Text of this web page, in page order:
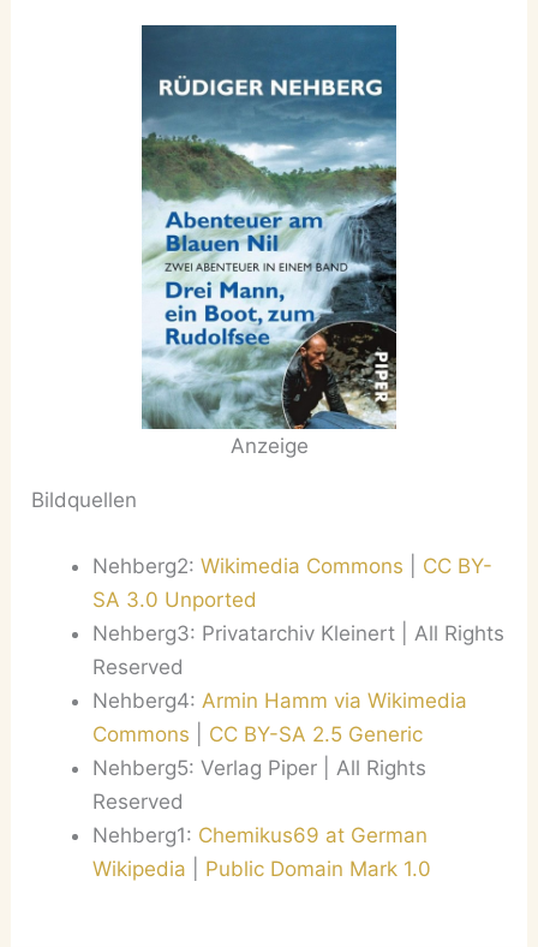
Anzeige
Bildquellen
Nehberg2:Wikimedia Commons
CC BY-
SA 3.0 Unported
Nehberg3: Privatarchiv Kleinert | All Rights
Reserved
Nehberg4:Armin Hamm via Wikimedia
Commons
CC BY-SA 2.5 Generic
Nehberg5: Verlag Piper | All Rights
Reserved
Nehberg1: Chemikus69 at German
Wikipedia
Public Domain Mark 1.0